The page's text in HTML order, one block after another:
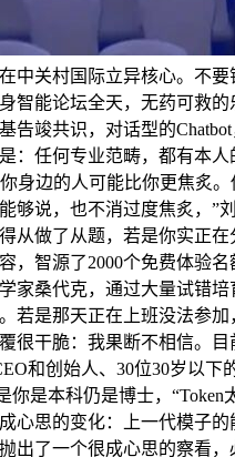
中关村国际立异核心。不
智能论坛全天，无药可救
告竣共识，对话型的
：任何专业范畴，都有本
身边的人可能比你更焦炙
够说，也不消过度焦炙，”
从做了从题，若是你实正
，智源了2000个免费体验
桑代克，通过大量试错培
若是那天正在上班没法参
很干脆：我果断不相信。
和创始人、30位30岁以
你是本科仍是博士，
心思的变化：上一代模子
出了一个很成心思的察看